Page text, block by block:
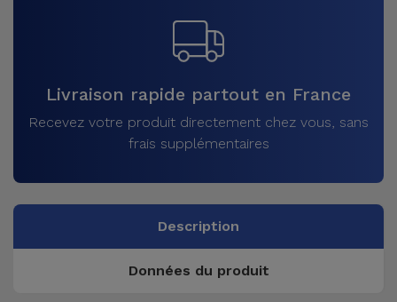
Livraison rapide partout en France
Recevez votre produit directement chez vous, sans
frais supplémentaires
Description
Données du produit